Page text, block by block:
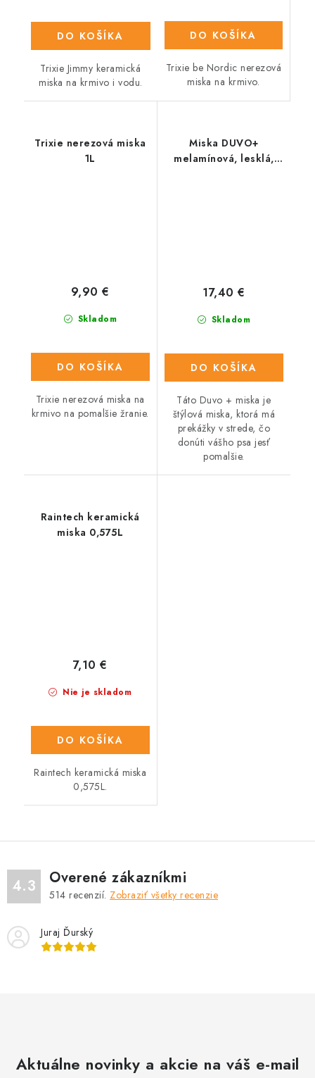
DO KOŠÍKA
Trixie Jimmy keramická
miska na krmivo i vodu.
DO KOŠÍKA
Trixie be Nordic nerezová
miska na krmivo.
Trixie nerezová miska
1L
Skladom
9,90 €
DO KOŠÍKA
Trixie nerezová miska na
krmivo na pomalšie žranie.
Miska DUVO+
melamínová, lesklá,
Skladom
17,40 €
DO KOŠÍKA
Táto Duvo + miska je
štýlová miska, ktorá má
prekážky v strede, čo
donúti vášho psa jesť
pomalšie.
Raintech keramická
miska 0,575L
Nie je skladom
7,10 €
DO KOŠÍKA
Raintech keramická miska
0,575L.
4.3 Overené zákazníkmi
514 recenzií. Zobraziť všetky recenzie
Juraj Ďurský
Aktuálne novinky a akcie na váš e-mail